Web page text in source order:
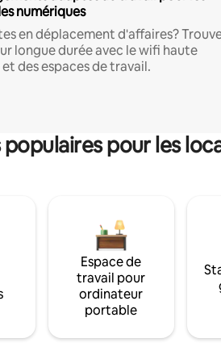
numériques
en déplacement d'affaires?
longue durée avec le wifi haute
des espaces de travail.
pour les
Espace de
travail pour
ordinateur
portable